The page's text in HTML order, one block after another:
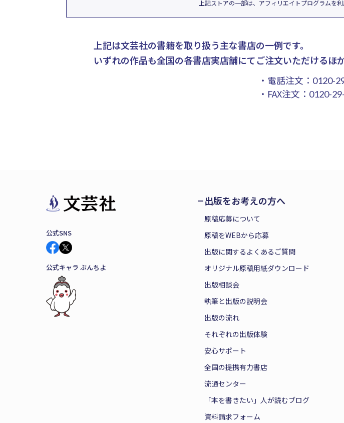
上記ストアの一部は、アフィリエイトプログラムを
上記は文芸社の書籍を取り扱う主な書店の一例です。
いずれの作品も全国の各書店実店舗にてご注文いただけるほ
・電話注文： 0120-
・FAX注文： 0120-
公式SNS
公式キャラ ぶんちよ
出版をお考えの方へ
原稿応募について
原稿をWEBから応募
出版に関するよくあるご質問
オリジナル原稿用紙ダウンロード
出版相談会
執筆と出版の説明会
出版の流れ
それぞれの出版体験
安心サポート
全国の提携有力書店
流通センター
「本を書きたい」人が読むブログ
資料請求フォーム